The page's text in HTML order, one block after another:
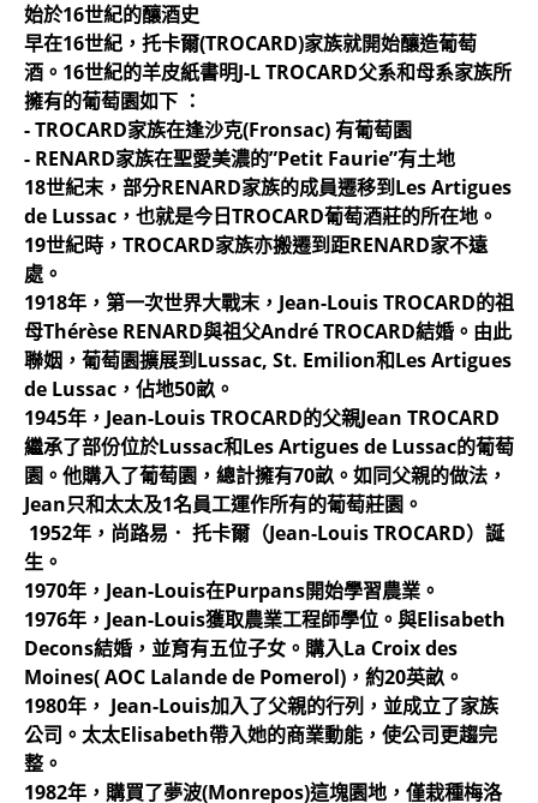
始於16世紀的釀酒史
早在16世紀，托卡爾(TROCARD)家族就開始釀造葡萄
酒。16世紀的羊皮紙書明J-L TROCARD父系和母系家族所
擁有的葡萄園如下 ：
- TROCARD家族在逢沙克(Fronsac) 有葡萄園
- RENARD家族在聖愛美濃的”Petit Faurie”有土地
18世紀末，部分RENARD家族的成員遷移到Les Artigues
de Lussac，也就是今日TROCARD葡萄酒莊的所在地。
19世紀時，TROCARD家族亦搬遷到距RENARD家不遠
處。
1918年，第一次世界大戰末，Jean-Louis TROCARD的祖
母Thérèse RENARD與祖父André TROCARD結婚。由此
聯姻，葡萄園擴展到Lussac, St. Emilion和Les Artigues
de Lussac，佔地50畝。
1945年，Jean-Louis TROCARD的父親Jean TROCARD
繼承了部份位於Lussac和Les Artigues de Lussac的葡萄
園。他購入了葡萄園，總計擁有70畝。如同父親的做法，
Jean只和太太及1名員工運作所有的葡萄莊園。
1952年，尚路易． 托卡爾（Jean-Louis TROCARD）誕
生。
1970年，Jean-Louis在Purpans開始學習農業。
1976年，Jean-Louis獲取農業工程師學位。與Elisabeth
Decons結婚，並育有五位子女。購入La Croix des
Moines( AOC Lalande de Pomerol)，約20英畝。
1980年， Jean-Louis加入了父親的行列，並成立了家族
公司。太太Elisabeth帶入她的商業動能，使公司更趨完
整。
1982年，購買了夢波(Monrepos)這塊園地，僅栽種梅洛